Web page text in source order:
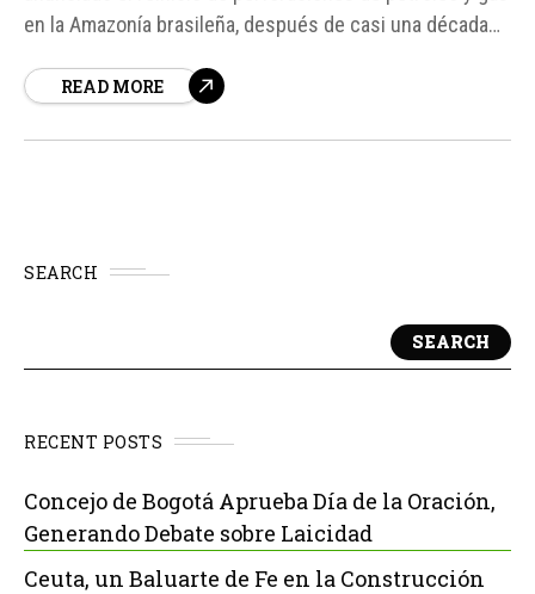
en la Amazonía brasileña, después de casi una década
de 2. 500 millones de reales (unos 500 millones de
READ MORE
SEARCH
SEARCH
RECENT POSTS
Concejo de Bogotá Aprueba Día de la Oración,
Generando Debate sobre Laicidad
Ceuta, un Baluarte de Fe en la Construcción